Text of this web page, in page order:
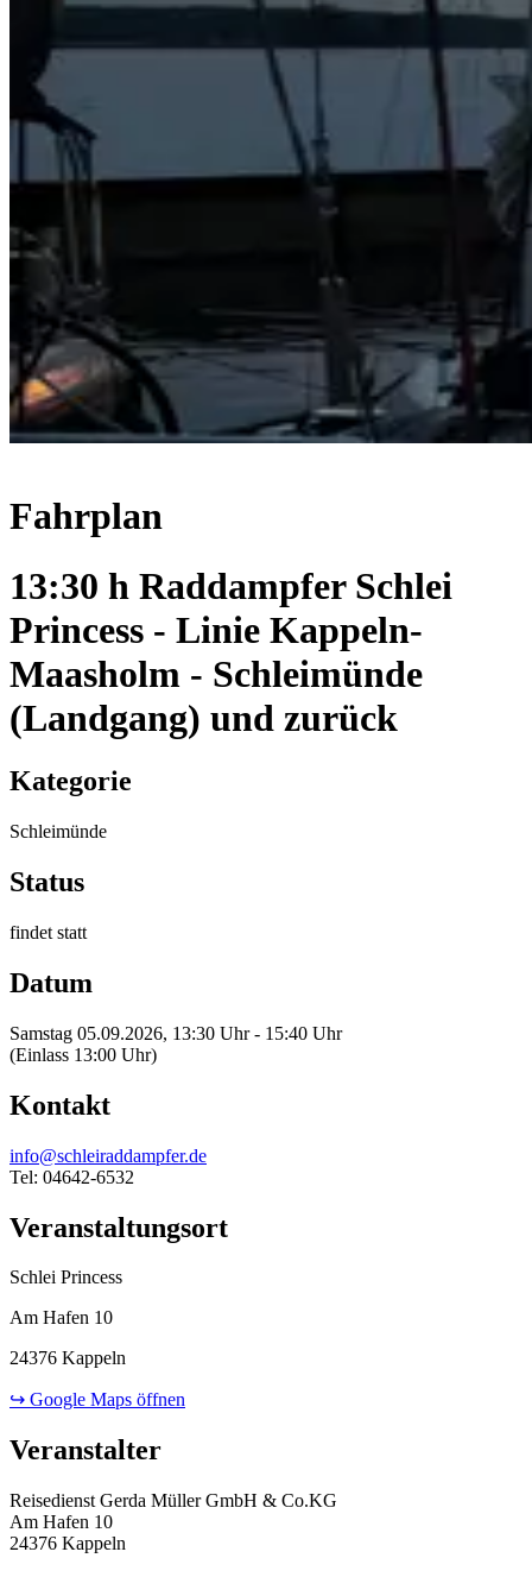
Fahrplan
13:30 h Raddampfer Schlei
Princess - Linie Kappeln-
Maasholm - Schleimünde
(Landgang) und zurück
Kategorie
Schleimünde
Status
findet statt
Datum
Samstag 05.09.2026, 13:30 Uhr - 15:40 Uhr
(Einlass 13:00 Uhr)
Kontakt
info@schleiraddampfer.de
Tel: 04642-6532
Veranstaltungsort
Schlei Princess
Am Hafen 10
24376 Kappeln
↪ Google Maps öffnen
Veranstalter
Reisedienst Gerda Müller GmbH & Co.KG
Am Hafen 10
24376 Kappeln